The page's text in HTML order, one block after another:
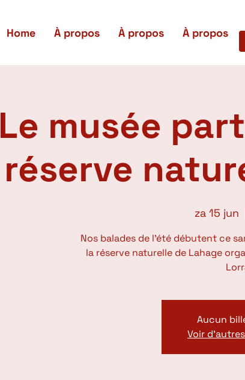
Home À propos À propos À propos
Le musée
réserve
za 15 jun
Nos balades de l'été débutent ce
la réserve naturelle de Lahage
Aucun
Voir